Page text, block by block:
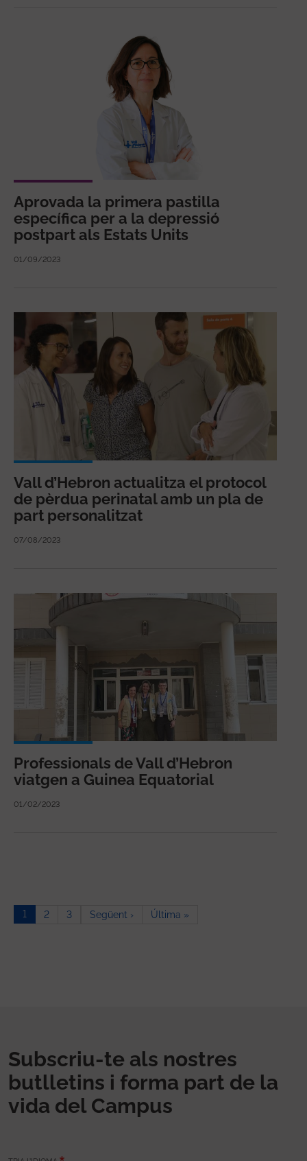
Aprovada la primera pastilla
específica per a la depressió
postpart als Estats Units
01/09/2023
Vall d’Hebron actualitza el protocol
de pèrdua perinatal amb un pla de
part personalitzat
07/08/2023
Professionals de Vall d’Hebron
viatgen a Guinea Equatorial
01/02/2023
1 2 3 Següent › Pàgina següent
Última »Última pàgina
Subscriu-te als nostres
butlletins i forma part de la
vida del Campus